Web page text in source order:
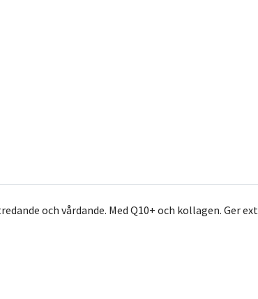
och vårdande. Med Q10+ och kollagen. Ger